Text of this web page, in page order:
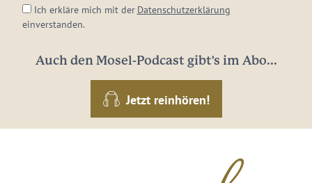
Ich erkläre mich mit der Datenschutzerklärung
einverstanden.
Auch den Mosel-Podcast gibt's im Abo...
Jetzt reinhören!